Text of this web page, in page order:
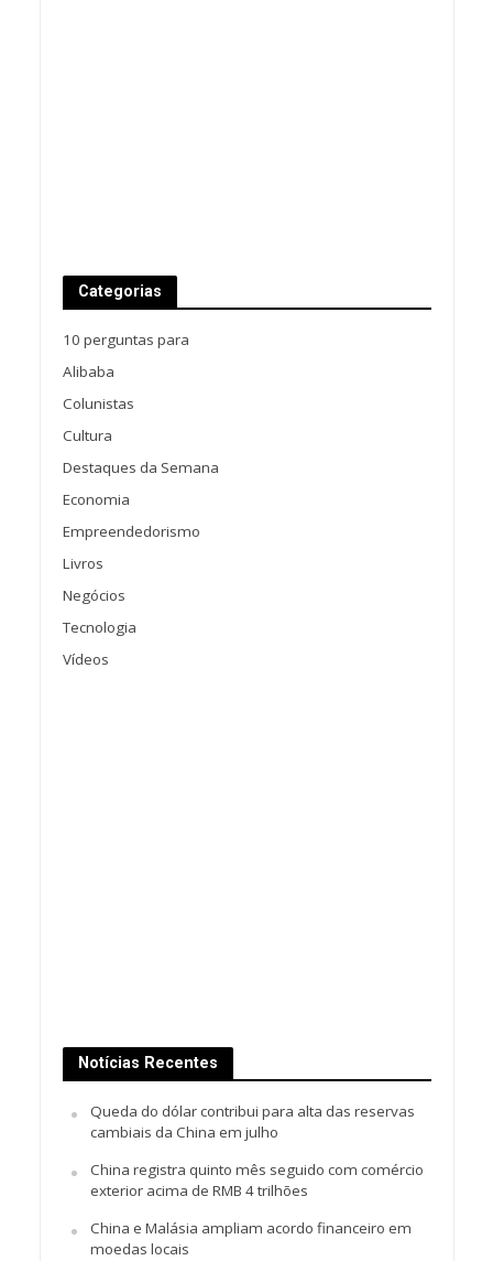
Categorias
10 perguntas para
Alibaba
Colunistas
Cultura
Destaques da Semana
Economia
Empreendedorismo
Livros
Negócios
Tecnologia
Vídeos
Notícias Recentes
Queda do dólar contribui para alta das reservas
cambiais da China em julho
China registra quinto mês seguido com comércio
exterior acima de RMB 4 trilhões
China e Malásia ampliam acordo financeiro em
moedas locais